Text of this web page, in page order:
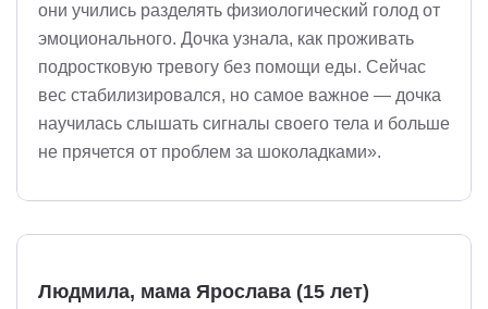
они учились разделять физиологический голод от
эмоционального. Дочка узнала, как проживать
подростковую тревогу без помощи еды. Сейчас
вес стабилизировался, но самое важное — дочка
научилась слышать сигналы своего тела и больше
не прячется от проблем за шоколадками».
Людмила, мама Ярослава (15 лет)